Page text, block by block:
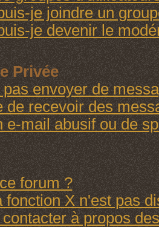
je joindre un
je devenir le
Privée
envoyer de
de recevoir des
e-mail abusif ou de
forum ?
fonction X n'est pas
à propos